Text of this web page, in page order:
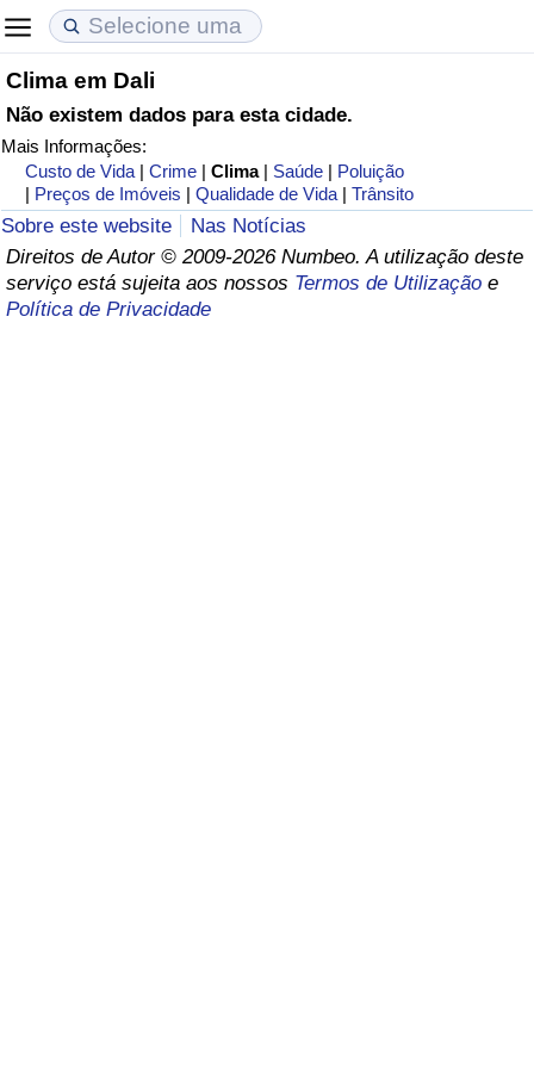
Clima em Dali
Não existem dados para esta cidade.
Mais Informações:
Custo de Vida |Crime |Clima | Saúde | Poluição
| Preços de Imóveis |Qualidade de Vida |Trânsito
Sobre este website
Nas Notícias
Direitos de Autor © 2009-2026 Numbeo. A utilização deste
serviço está sujeita aos nossos Termos de Utilização e
Política de Privacidade
Custo de Vida
Indicador de Custo de Vida (Atual)
Indicador de Custo de Vida
Indicador de Custo de Vida Por País
Preços de Imóveis
Indicador de Preços de Imóveis (Atual)
Indicador de Preços de Imóveis
Indicador de Preços de Imóveis por País
Qualidade de Vida
Indicador de Qualidade de Vida
Indicador de Qualidade de Vida (Atual)
Índice de qualidade de vida por país